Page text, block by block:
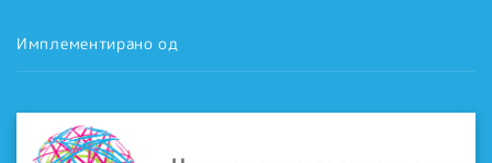
Имплементирано од